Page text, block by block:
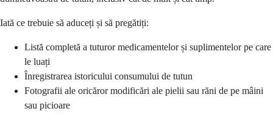
Iată ce trebuie să aduceți și să pregătiți:
Listă completă a tuturor medicamentelor și suplimentelor pe care
le luați
Înregistrarea istoricului consumului de tutun
Fotografii ale oricăror modificări ale pielii sau răni de pe mâini
sau picioare